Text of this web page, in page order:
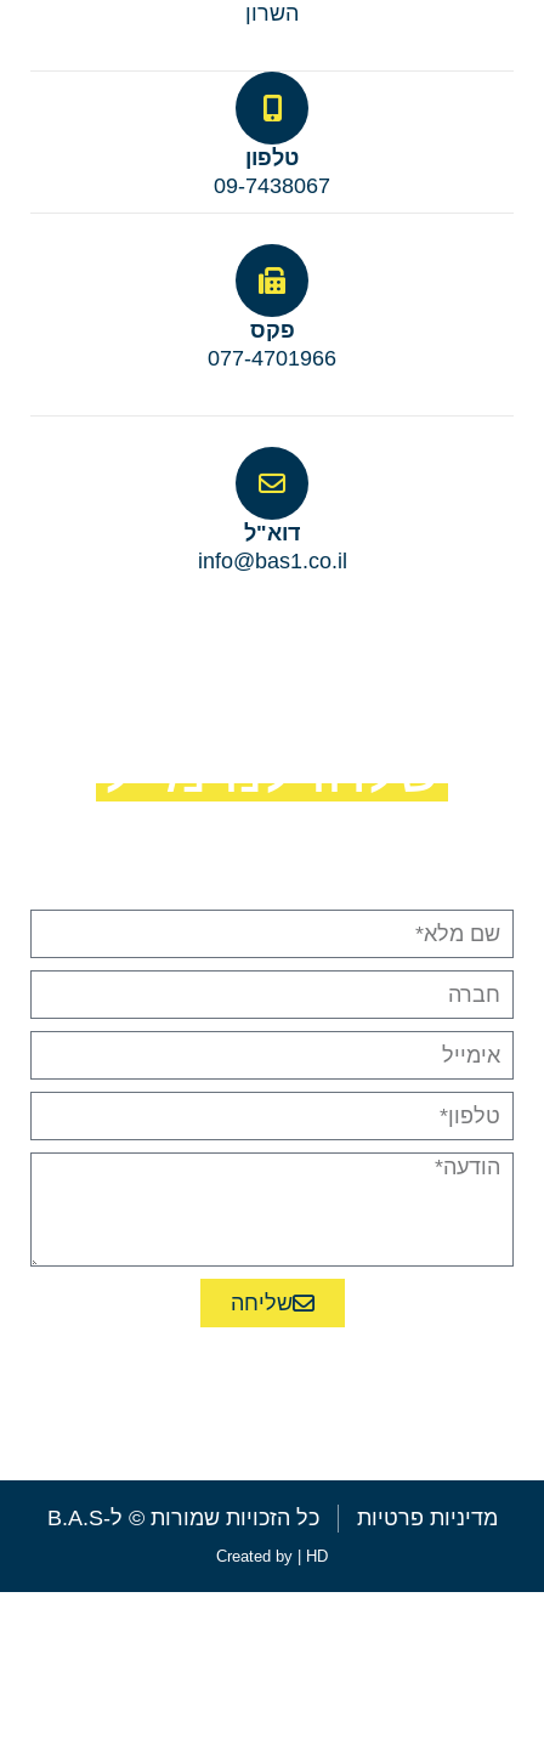
השרון
טלפון
09-7438067
פקס
077-4701966
דוא"ל
info@bas1.co.il
שלחו לנו מייל
שליחה
מדיניות פרטיות כל הזכויות שמורות © ל-B.A.S
Created by | HD